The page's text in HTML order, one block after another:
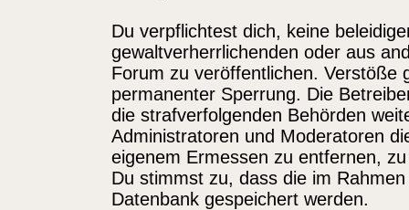
Du verpflichtest dich, keine
gewaltverherrlichenden oder aus
Forum zu veröffentlichen. Verstöße
permanenter Sperrung. Die
die strafverfolgenden Behörden
Administratoren und Moderatoren
eigenem Ermessen zu entfernen,
Du stimmst zu, dass die im
Datenbank gespeichert werden.